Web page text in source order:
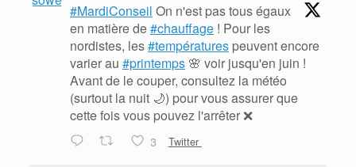
#MardiConseil On n'est pas tous égaux
en matière de#chauffage ! Pour les
nordistes, les#températures peuvent encore
varier au #printemps 🌸 voir jusqu'en juin !
Avant de le couper, consultez la météo
(surtout la nuit 🌙) pour vous assurer que
cette fois vous pouvez l'arrêter ❌
3 Twitter